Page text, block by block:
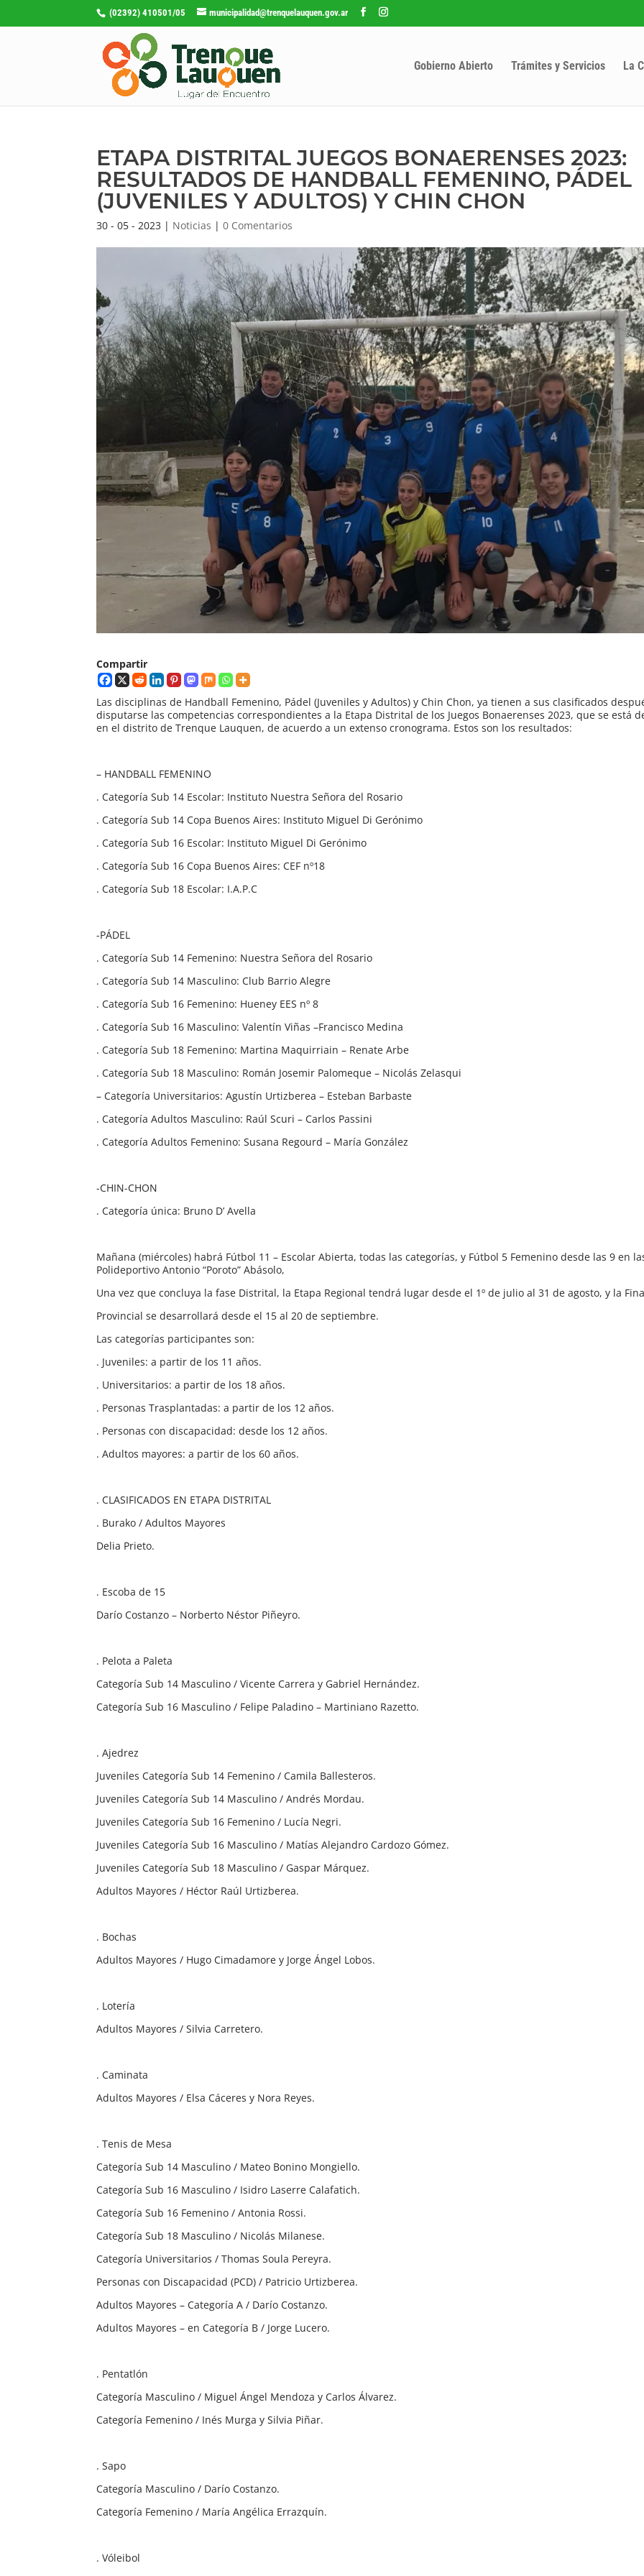
(02392) 410501/05 municipalidad@trenquelauquen.gov.ar
Gobierno Abierto Trámites y Servicios La
ETAPA DISTRITAL JUEGOS BONAERENSES 2023:
RESULTADOS DE HANDBALL FEMENINO, PÁDEL
(JUVENILES Y ADULTOS) Y CHIN CHON
30 - 05 - 2023 | Noticias |0 Comentarios
Compartir
Las disciplinas de Handball Femenino, Pádel (Juveniles y Adultos) y Chin Chon, ya tienen a sus clasificados
disputarse las competencias correspondientes a la Etapa Distrital de los Juegos Bonaerenses 2023, que se está
en el distrito de Trenque Lauquen, de acuerdo a un extenso cronograma. Estos son los resultados:
– HANDBALL FEMENINO
. Categoría Sub 14 Escolar: Instituto Nuestra Señora del Rosario
. Categoría Sub 14 Copa Buenos Aires: Instituto Miguel Di Gerónimo
. Categoría Sub 16 Escolar: Instituto Miguel Di Gerónimo
. Categoría Sub 16 Copa Buenos Aires: CEF nº18
. Categoría Sub 18 Escolar: I.A.P.C
-PÁDEL
. Categoría Sub 14 Femenino: Nuestra Señora del Rosario
. Categoría Sub 14 Masculino: Club Barrio Alegre
. Categoría Sub 16 Femenino: Hueney EES nº 8
. Categoría Sub 16 Masculino: Valentín Viñas –Francisco Medina
. Categoría Sub 18 Femenino: Martina Maquirriain – Renate Arbe
. Categoría Sub 18 Masculino: Román Josemir Palomeque – Nicolás Zelasqui
– Categoría Universitarios: Agustín Urtizberea – Esteban Barbaste
. Categoría Adultos Masculino: Raúl Scuri – Carlos Passini
. Categoría Adultos Femenino: Susana Regourd – María González
-CHIN-CHON
. Categoría única: Bruno D’ Avella
Mañana (miércoles) habrá Fútbol 11 – Escolar Abierta, todas las categorías, y Fútbol 5 Femenino desde las 9 en
Polideportivo Antonio “Poroto” Abásolo,
Una vez que concluya la fase Distrital, la Etapa Regional tendrá lugar desde el 1º de julio al 31 de agosto, y la
Provincial se desarrollará desde el 15 al 20 de septiembre.
Las categorías participantes son:
. Juveniles: a partir de los 11 años.
. Universitarios: a partir de los 18 años.
. Personas Trasplantadas: a partir de los 12 años.
. Personas con discapacidad: desde los 12 años.
. Adultos mayores: a partir de los 60 años.
. CLASIFICADOS EN ETAPA DISTRITAL
. Burako / Adultos Mayores
Delia Prieto.
. Escoba de 15
Darío Costanzo – Norberto Néstor Piñeyro.
. Pelota a Paleta
Categoría Sub 14 Masculino / Vicente Carrera y Gabriel Hernández.
Categoría Sub 16 Masculino / Felipe Paladino – Martiniano Razetto.
. Ajedrez
Juveniles Categoría Sub 14 Femenino / Camila Ballesteros.
Juveniles Categoría Sub 14 Masculino / Andrés Mordau.
Juveniles Categoría Sub 16 Femenino / Lucía Negri.
Juveniles Categoría Sub 16 Masculino / Matías Alejandro Cardozo Gómez.
Juveniles Categoría Sub 18 Masculino / Gaspar Márquez.
Adultos Mayores / Héctor Raúl Urtizberea.
. Bochas
Adultos Mayores / Hugo Cimadamore y Jorge Ángel Lobos.
. Lotería
Adultos Mayores / Silvia Carretero.
. Caminata
Adultos Mayores / Elsa Cáceres y Nora Reyes.
. Tenis de Mesa
Categoría Sub 14 Masculino / Mateo Bonino Mongiello.
Categoría Sub 16 Masculino / Isidro Laserre Calafatich.
Categoría Sub 16 Femenino / Antonia Rossi.
Categoría Sub 18 Masculino / Nicolás Milanese.
Categoría Universitarios / Thomas Soula Pereyra.
Personas con Discapacidad (PCD) / Patricio Urtizberea.
Adultos Mayores – Categoría A / Darío Costanzo.
Adultos Mayores – en Categoría B / Jorge Lucero.
. Pentatlón
Categoría Masculino / Miguel Ángel Mendoza y Carlos Álvarez.
Categoría Femenino / Inés Murga y Silvia Piñar.
. Sapo
Categoría Masculino / Darío Costanzo.
Categoría Femenino / María Angélica Errazquín.
. Vóleibol